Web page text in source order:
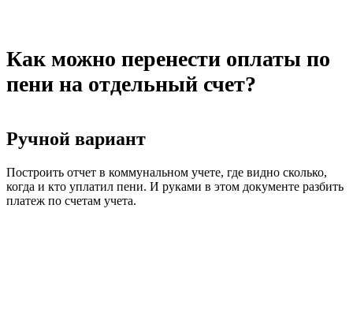
Как можно перенести оплаты по
пени на отдельный счет?
Ручной вариант
Построить отчет в коммунальном учете, где видно сколько,
когда и кто уплатил пени. И руками в этом документе разбить
платеж по счетам учета.